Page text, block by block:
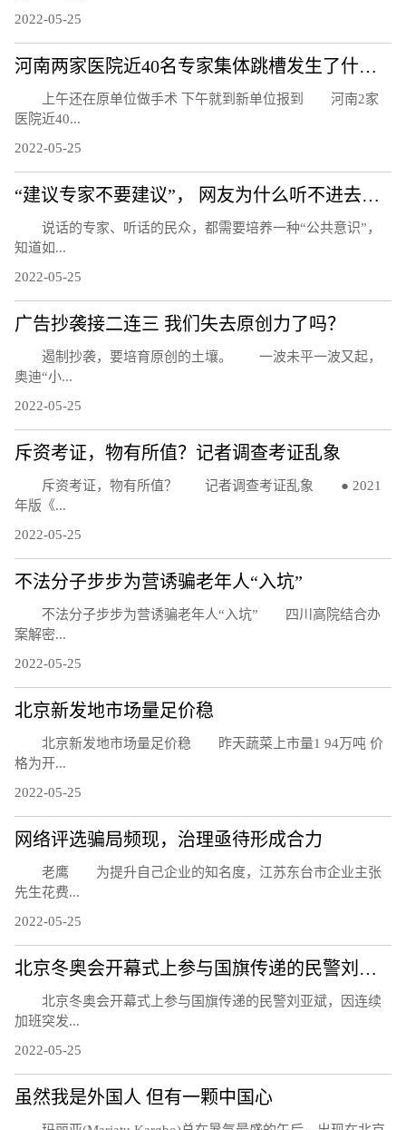
2022-05-25
河南两家医院近40名专家集体跳槽发生了什么？
上午还在原单位做手术 下午就到新单位报到 河南2家
医院近40...
2022-05-25
“建议专家不要建议”， 网友为什么听不进去话？
说话的专家、听话的民众，都需要培养一种“公共意识”，
知道如...
2022-05-25
广告抄袭接二连三 我们失去原创力了吗？
遏制抄袭，要培育原创的土壤。 一波未平一波又起，
奥迪“小...
2022-05-25
斥资考证，物有所值？记者调查考证乱象
斥资考证，物有所值？ 记者调查考证乱象 ● 2021
年版《...
2022-05-25
不法分子步步为营诱骗老年人“入坑”
不法分子步步为营诱骗老年人“入坑” 四川高院结合办
案解密...
2022-05-25
北京新发地市场量足价稳
北京新发地市场量足价稳 昨天蔬菜上市量1 94万吨 价
格为开...
2022-05-25
网络评选骗局频现，治理亟待形成合力
老鹰 为提升自己企业的知名度，江苏东台市企业主张
先生花费...
2022-05-25
北京冬奥会开幕式上参与国旗传递的民警刘亚斌殉职
北京冬奥会开幕式上参与国旗传递的民警刘亚斌，因连续
加班突发...
2022-05-25
虽然我是外国人 但有一颗中国心